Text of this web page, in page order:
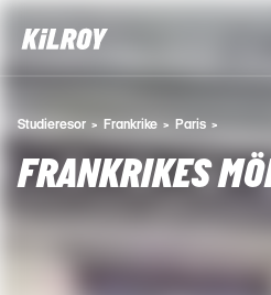
Studieresor Frankrike Paris
FRANKRIKES